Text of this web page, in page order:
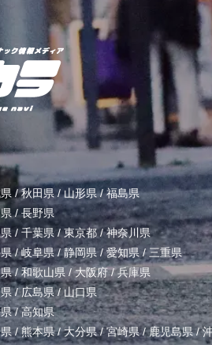
/秋田県 /山形県/福島県
/長野県
/ 千葉県 /東京都/神奈川県
/岐阜県/静岡県/ 愛知県 / 三重県
/和歌山県 /大阪府/兵庫県
/広島県/山口県
/高知県
/熊本県/大分県/宮崎県/鹿児島県/